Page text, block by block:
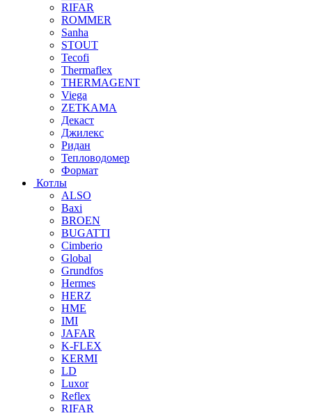
RIFAR
ROMMER
Sanha
STOUT
Tecofi
Thermaflex
THERMAGENT
Viega
ZETKAMA
Декаст
Джилекс
Ридан
Тепловодомер
Формат
Котлы
ALSO
Baxi
BROEN
BUGATTI
Cimberio
Global
Grundfos
Hermes
HERZ
HME
IMI
JAFAR
K-FLEX
KERMI
LD
Luxor
Reflex
RIFAR